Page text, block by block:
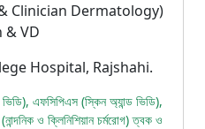
Clinician Dermatology)
& VD
Hospital, Rajshahi.
এফসিপিএস (স্কিন অ্যান্ড ভিডি),
(নান্দনিক ও ক্লিনিশিয়ান চর্মরোগ) ত্বক ও